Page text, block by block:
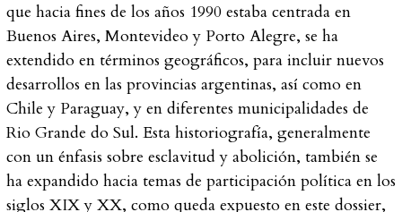
que hacia fines de los años 1990 estaba centrada en
Buenos Aires, Montevideo y Porto Alegre, se ha
extendido en términos geográficos, para incluir nuevos
desarrollos en las provincias argentinas, así como en
Chile y Paraguay, y en diferentes municipalidades de
Rio Grande do Sul. Esta historiografía, generalmente
con un énfasis sobre esclavitud y abolición, también se
ha expandido hacia temas de participación política en los
siglos XIX y XX, como queda expuesto en este dossier,